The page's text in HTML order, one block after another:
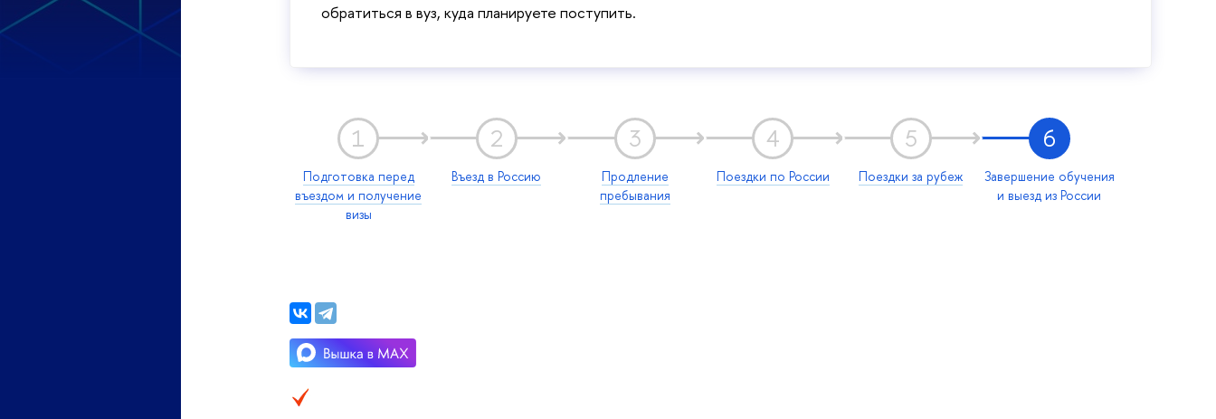
обратиться в вуз, куда планируете поступить.
1
Подготовка перед
въездом и получение
визы
2
Въезд в Россию
3
Продление
пребывания
4
Поездки по России
5
Поездки за рубеж
6
Завершение обучения
и выезд из России